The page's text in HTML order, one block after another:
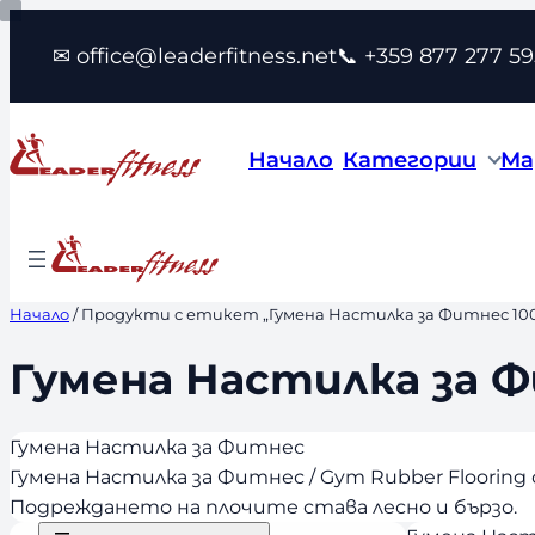
Към
съдържанието
✉ office@leaderfitness.net📞 +359 877 277
Начало Категории
Начало/ Продукти с етикет „Гумена Настилка за Фитнес
Гумена Настилка за
Гумена Настилка за Фитнес
Гумена Настилка за Фитнес / Gym Rubber
Подреждането на плочите става лесно и бързо.